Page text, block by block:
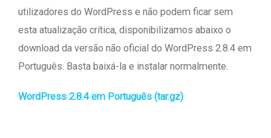
utilizadores do WordPress e não podem ficar sem
esta atualização crítica, disponibilizamos abaixo o
download da versão não oficial do WordPress 2.8.4 em
Português. Basta baixá-la e instalar normalmente.
WordPress 2.8.4 em Português (tar.gz)